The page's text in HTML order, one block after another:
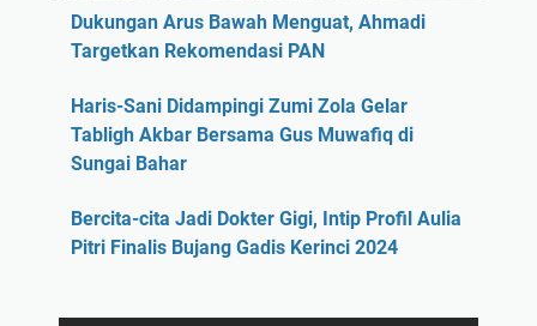
Dukungan Arus Bawah Menguat, Ahmadi
Targetkan Rekomendasi PAN
Haris-Sani Didampingi Zumi Zola Gelar
Tabligh Akbar Bersama Gus Muwafiq di
Sungai Bahar
Bercita-cita Jadi Dokter Gigi, Intip Profil Aulia
Pitri Finalis Bujang Gadis Kerinci 2024